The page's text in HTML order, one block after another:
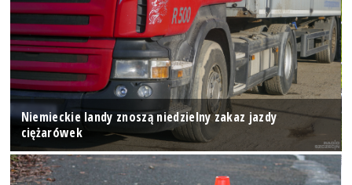
Niemieckie landy znoszą niedzielny zakaz jazdy
ciężarówek